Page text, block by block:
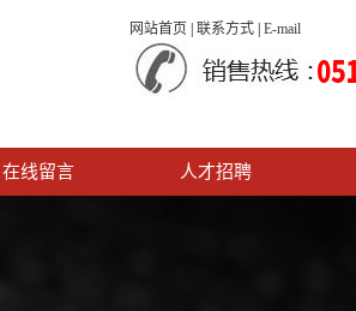
网站首页 联系方式 E-mail
在线留言 人才招聘